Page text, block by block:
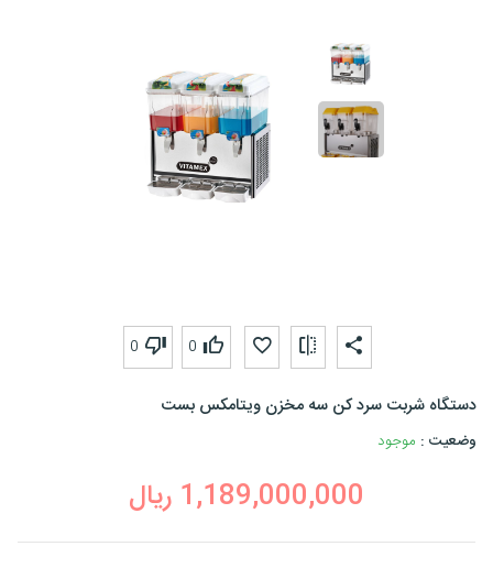
0
0
دستگاه شربت سرد کن سه مخزن ویتامکس بست
وضعیت : موجود
1,189,000,000 ریال